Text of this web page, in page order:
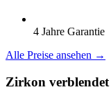
4 Jahre Garantie
Alle Preise ansehen →
Zirkon verblendet